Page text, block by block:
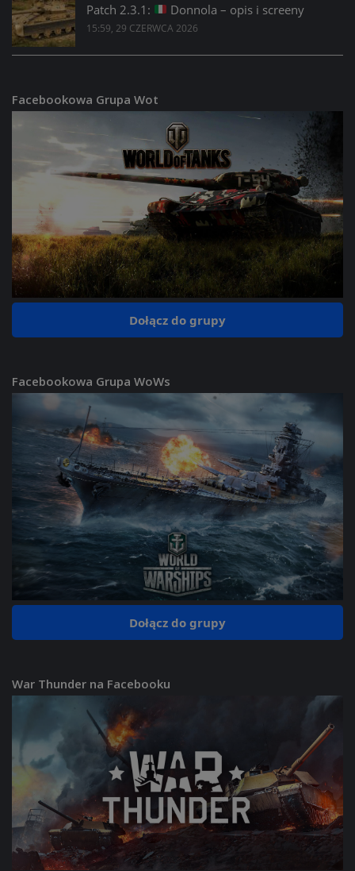
Patch 2.3.1: Donnola – opis i screeny
15:59, 29 CZERWCA 2026
Facebookowa Grupa Wot
Dołącz do grupy
Facebookowa Grupa WoWs
Dołącz do grupy
War Thunder na Facebooku